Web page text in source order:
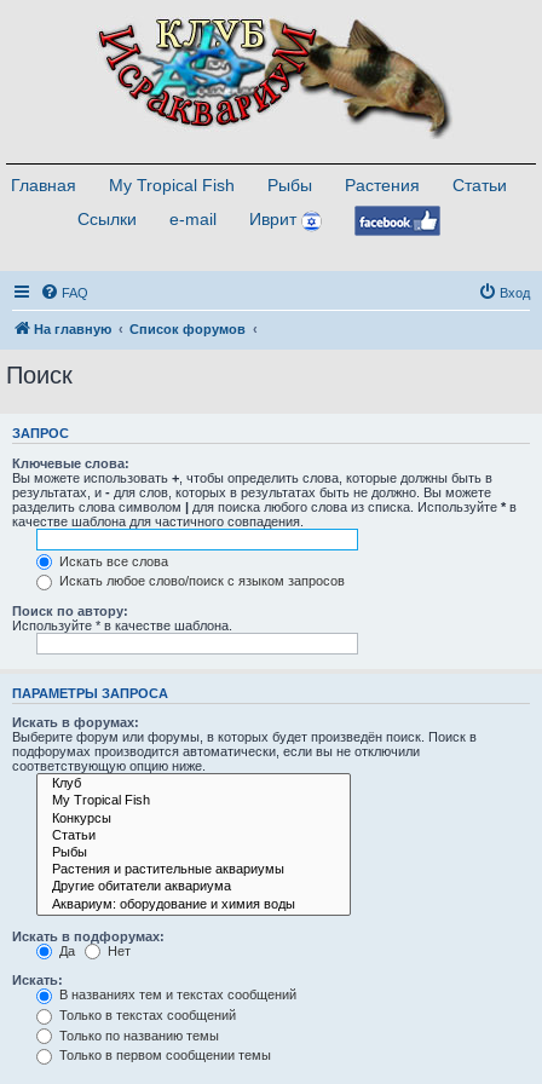
Главная My Tropical Fish Рыбы Растения
Статьи
Ссылки
e-mail Иврит
FAQ Вход
На главную Список форумов
Поиск
ЗАПРОС
Ключевые слова:
Вы можете использовать + , чтобы определить слова, которые должны быть в
результатах, и - для слов, которых в результатах быть не должно. Вы можете
разделить слова символом | для поиска любого слова из списка. Используйте * в
качестве шаблона для частичного совпадения.
Искать все слова
Искать любое слово/поиск с языком запросов
Поиск по автору:
Используйте * в качестве шаблона.
ПАРАМЕТРЫ ЗАПРОСА
Искать в форумах:
Выберите форум или форумы, в которых будет произведён поиск. Поиск в
подфорумах производится автоматически, если вы не отключили
соответствующую опцию ниже.
Искать в подфорумах:
Да
Нет
Искать:
В названиях тем и текстах сообщений
Только в текстах сообщений
Только по названию темы
Только в первом сообщении темы